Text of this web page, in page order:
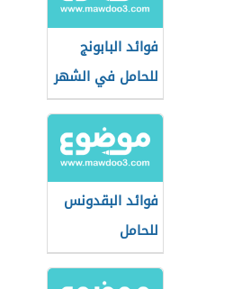
فوائد البابونج
للحامل في الشهر
التاسع
فوائد البقدونس
للحامل